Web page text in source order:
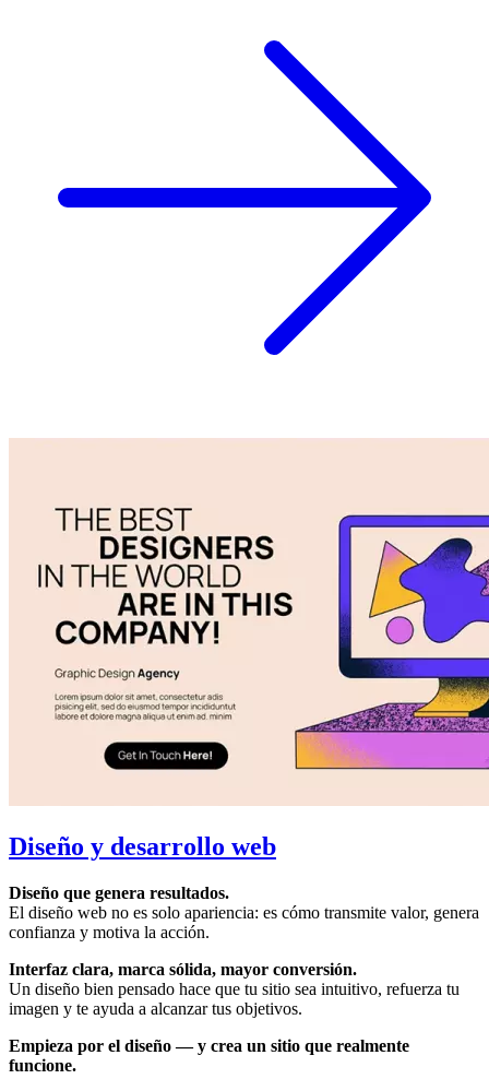
Diseño y desarrollo web
Diseño que genera resultados.
El diseño web no es solo apariencia: es cómo transmite valor, genera
confianza y motiva la acción.
Interfaz clara, marca sólida, mayor conversión.
Un diseño bien pensado hace que tu sitio sea intuitivo, refuerza tu
imagen y te ayuda a alcanzar tus objetivos.
Empieza por el diseño — y crea un sitio que realmente
funcione.